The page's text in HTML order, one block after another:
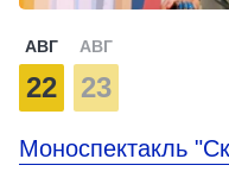
АВГ
22
АВГ
23
Моноспектакль